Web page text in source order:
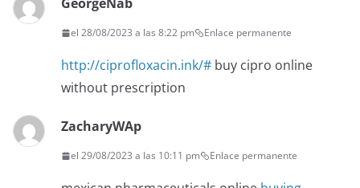
el 28/08/2023 a las 8:22 pm Enlace permanente
http://ciprofloxacin.ink/# buy cipro online
without prescription
ZacharyWAp
el 29/08/2023 a las 10:11 pm Enlace permanente